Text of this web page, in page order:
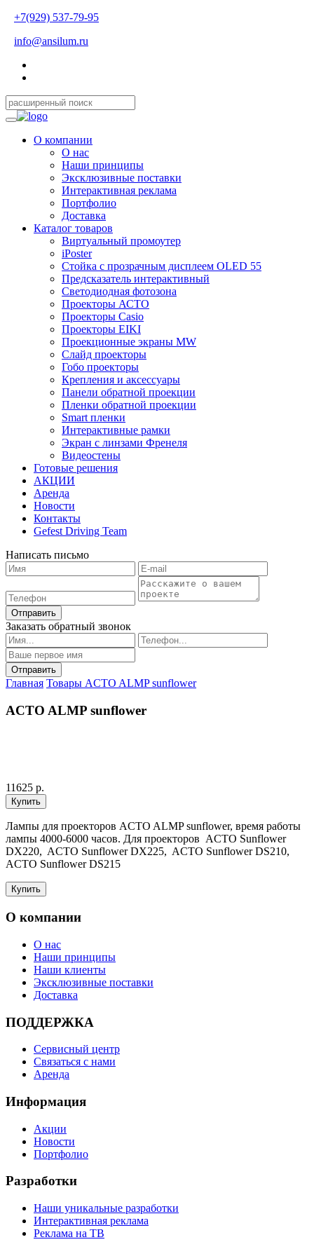
+7(929) 537-79-95
info@ansilum.ru
О компании
О нас
Наши принципы
Эксклюзивные поставки
Интерактивная реклама
Портфолио
Доставка
Каталог товаров
Виртуальный промоутер
iPoster
Стойка с прозрачным дисплеем OLED 55
Предсказатель интерактивный
Светодиодная фотозона
Проекторы АСТО
Проекторы Casio
Проекторы EIKI
Проекционные экраны MW
Слайд проекторы
Гобо проекторы
Крепления и аксессуары
Панели обратной проекции
Пленки обратной проекции
Smart пленки
Интерактивные рамки
Экран с линзами Френеля
Видеостены
Готовые решения
АКЦИИ
Аренда
Новости
Контакты
Gefest Driving Team
Написать письмо
Отправить
Заказать обратный звонок
Главная Товары ACTO ALMP sunflower
ACTO ALMP sunflower
11625 р.
Лампы для проекторов ACTO ALMP sunflower, время работы
лампы 4000-6000 часов. Для проекторов ACTO Sunflower
DX220, ACTO Sunflower DX225, ACTO Sunflower DS210,
ACTO Sunflower DS215
О компании
О нас
Наши принципы
Наши клиенты
Эксклюзивные поставки
Доставка
ПОДДЕРЖКА
Сервисный центр
Связаться с нами
Аренда
Информация
Акции
Новости
Портфолио
Разработки
Наши уникальные разработки
Интерактивная реклама
Реклама на ТВ